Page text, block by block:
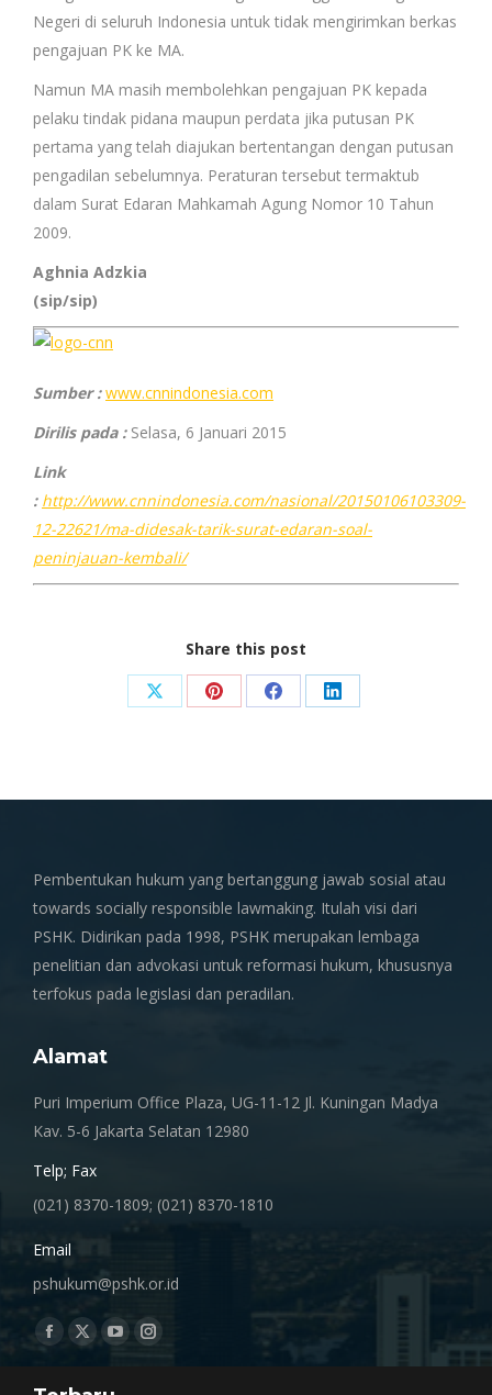
Negeri di seluruh Indonesia untuk tidak mengirimkan berkas
pengajuan PK ke MA.
Namun MA masih membolehkan pengajuan PK kepada
pelaku tindak pidana maupun perdata jika putusan PK
pertama yang telah diajukan bertentangan dengan putusan
pengadilan sebelumnya. Peraturan tersebut termaktub
dalam Surat Edaran Mahkamah Agung Nomor 10 Tahun
2009.
Aghnia Adzkia
(sip/sip)
Sumber : www.cnnindonesia.com
Dirilis pada :Selasa, 6 Januari 2015
Link
: http://www.cnnindonesia.com/nasional/20150106103309-
12-22621/ma-didesak-tarik-surat-edaran-soal-
peninjauan-kembali/
Share this post
Share Share Share Share
Pembentukan hukum yang bertanggung jawab sosial atau
towards socially responsible lawmaking. Itulah visi dari
PSHK. Didirikan pada 1998, PSHK merupakan lembaga
penelitian dan advokasi untuk reformasi hukum, khususnya
terfokus pada legislasi dan peradilan.
Alamat
Puri Imperium Office Plaza, UG-11-12 Jl. Kuningan Madya
Kav. 5-6 Jakarta Selatan 12980
Telp; Fax
(021) 8370-1809; (021) 8370-1810
Email
pshukum@pshk.or.id
Find us on:
Facebook
X
YouTubeInstagram